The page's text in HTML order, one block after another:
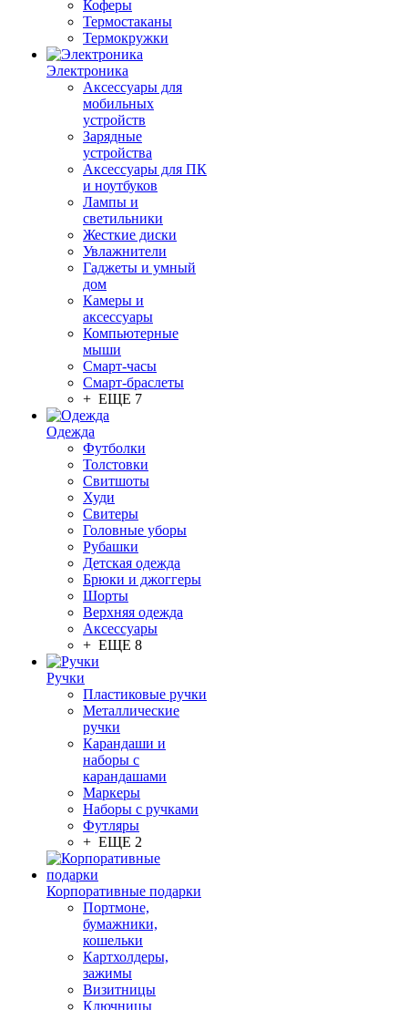
Коферы
Термостаканы
Термокружки
Электроника
Аксессуары для
мобильных
устройств
Зарядные
устройства
Аксессуары для ПК
и ноутбуков
Лампы и
светильники
Жесткие диски
Увлажнители
Гаджеты и умный
дом
Камеры и
аксессуары
Компьютерные
мыши
Смарт-часы
Смарт-браслеты
+ ЕЩЕ 7
Одежда
Футболки
Толстовки
Свитшоты
Худи
Свитеры
Головные уборы
Рубашки
Детская одежда
Брюки и джоггеры
Шорты
Верхняя одежда
Аксессуары
+ ЕЩЕ 8
Ручки
Пластиковые ручки
Металлические
ручки
Карандаши и
наборы с
карандашами
Маркеры
Наборы с ручками
Футляры
+ ЕЩЕ 2
Корпоративные подарки
Портмоне,
бумажники,
кошельки
Картхолдеры,
зажимы
Визитницы
Ключницы